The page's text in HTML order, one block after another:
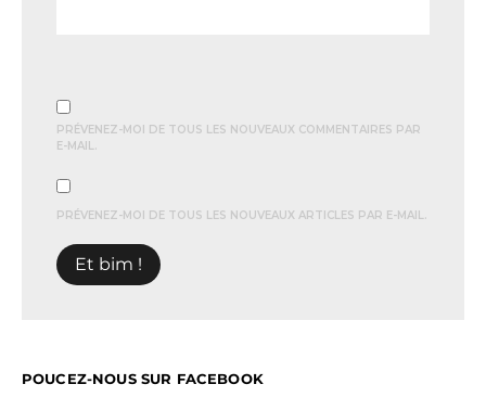
PRÉVENEZ-MOI DE TOUS LES NOUVEAUX COMMENTAIRES PAR
E-MAIL.
PRÉVENEZ-MOI DE TOUS LES NOUVEAUX ARTICLES PAR E-MAIL.
POUCEZ-NOUS SUR FACEBOOK